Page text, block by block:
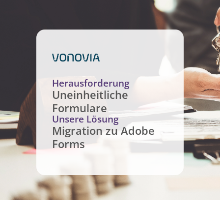
Herausforderung
Uneinheitliche
Formulare
Unsere Lösung
Migration zu Adobe
Forms